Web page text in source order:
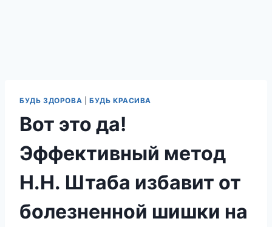
БУДЬ ЗДОРОВА БУДЬ КРАСИВА
Вот это да!
Эффективный метод
Н.Н. Штаба избавит от
болезненной шишки на